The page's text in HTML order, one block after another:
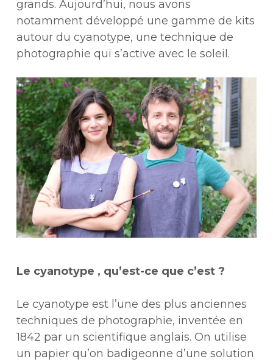
grands. Aujourd’hui, nous avons
notamment développé une gamme de kits
autour du cyanotype, une technique de
photographie qui s’active avec le soleil.
Le cyanotype , qu’est-ce que c’est ?
Le cyanotype est l’une des plus anciennes
techniques de photographie, inventée en
1842 par un scientifique anglais. On utilise
un papier qu’on badigeonne d’une solution